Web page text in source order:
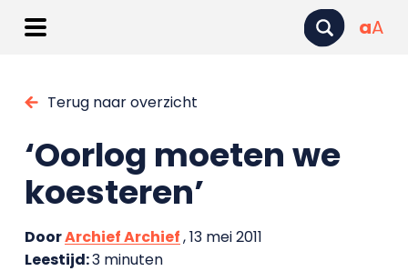
aA
Terug naar overzicht
‘Oorlog moeten we
koesteren’
DoorArchief Archief, 13 mei 2011
Leestijd:3 minuten